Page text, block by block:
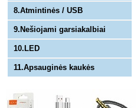
8.Atmintinės / USB
9.Nešiojami garsiakalbiai
10.LED
11.Apsauginės kaukės